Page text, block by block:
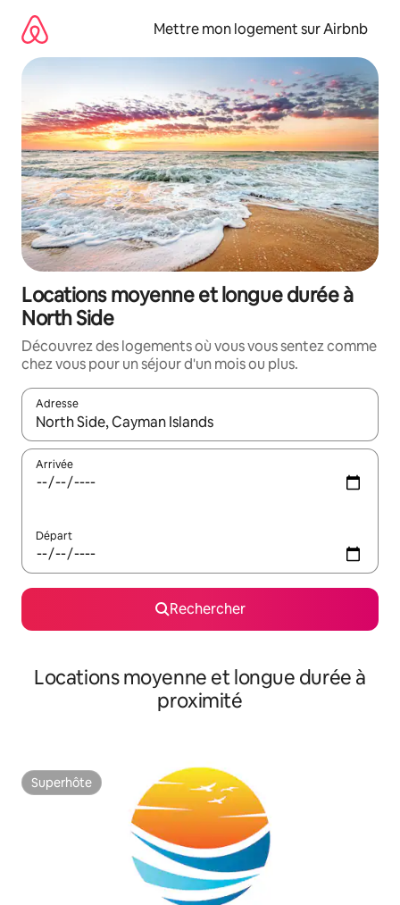
directement
contenu
Mettre mon logement sur Airbnb
Locations moyenne et longue durée à
North Side
Découvrez des logements où vous vous sentez comme
chez vous pour un séjour d'un mois ou plus.
Adresse
Lorsque les résultats s'affichent, utilisez les flèches vers le
Arrivée
Départ
Rechercher
Locations moyenne et longue durée à
proximité
Superhôte
Superhôte